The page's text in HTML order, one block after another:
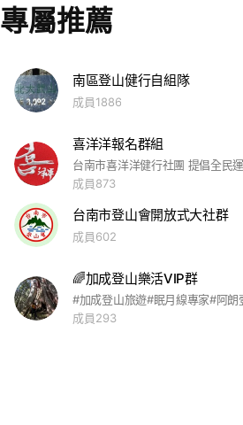
專屬推薦
南區登山健行自組隊
成員1886
喜洋洋報名群組
成員873
台南市登山會開放式大社群
成員602
🌈加成登山樂活VIP群
成員293